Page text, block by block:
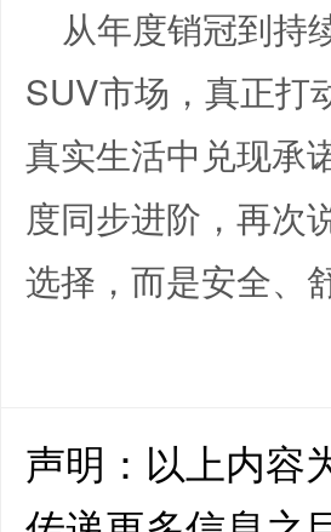
从年度销冠到持
SUV市场，真正打
真实生活中兑现承
度同步进阶，再次
选择，而是安全、
声明：以上内容